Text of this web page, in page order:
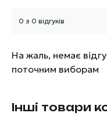
0 з 0 відгуків
На жаль, немає
поточним виборам
Інші товари